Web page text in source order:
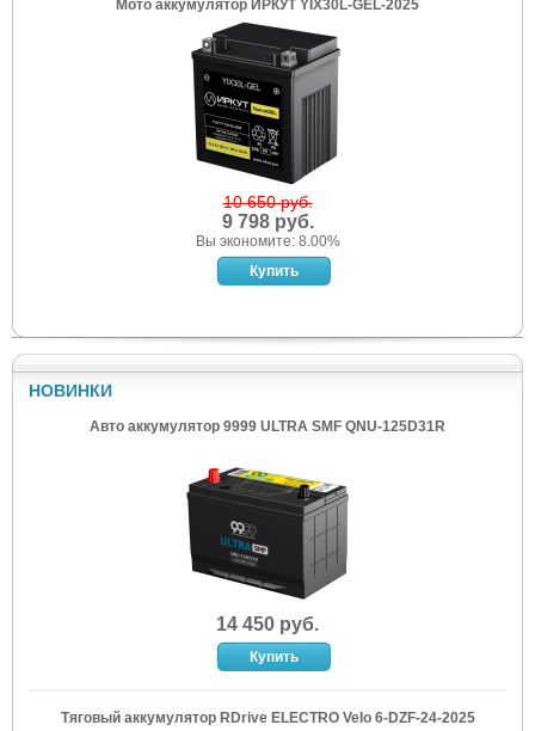
Мото аккумулятор ИРКУТ YIX30L-GEL-2025
10 650 руб.
9 798 руб.
Вы экономите: 8.00%
НОВИНКИ
Авто аккумулятор 9999 ULTRA SMF QNU-125D31R
14 450 руб.
Тяговый аккумулятор RDrive ELECTRO Velo 6-DZF-24-2025